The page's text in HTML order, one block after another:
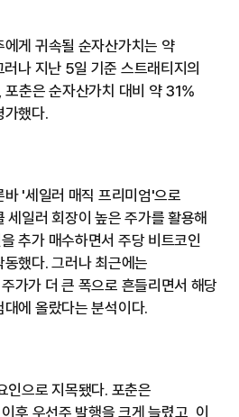
게 귀속될 순자산가치는 약
나 지난 5일 기준 스트래티지의
춘은 순자산가치 대비 약 31%
가했다.
'세일러 매직 프리미엄'으로
세일러 회장이 높은 주가를 활용해
추가 매수하면서 주당 비트코인
했다. 그러나 최근에는
가가 더 큰 폭으로 흔들리면서 해당
에 올랐다는 분석이다.
인으로 지목됐다. 포춘은
후 우선주 발행을 크게 늘렸고, 이